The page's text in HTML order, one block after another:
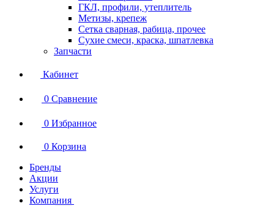
ГКЛ, профили, утеплитель
Метизы, крепеж
Сетка сварная, рабица, прочее
Сухие смеси, краска, шпатлевка
Запчасти
Кабинет
0 Сравнение
0 Избранное
0 Корзина
Бренды
Акции
Услуги
Компания